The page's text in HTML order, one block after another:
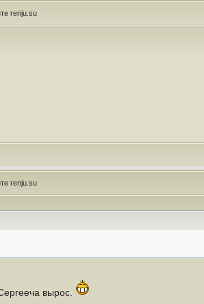
renju.su
renju.su
вырос.